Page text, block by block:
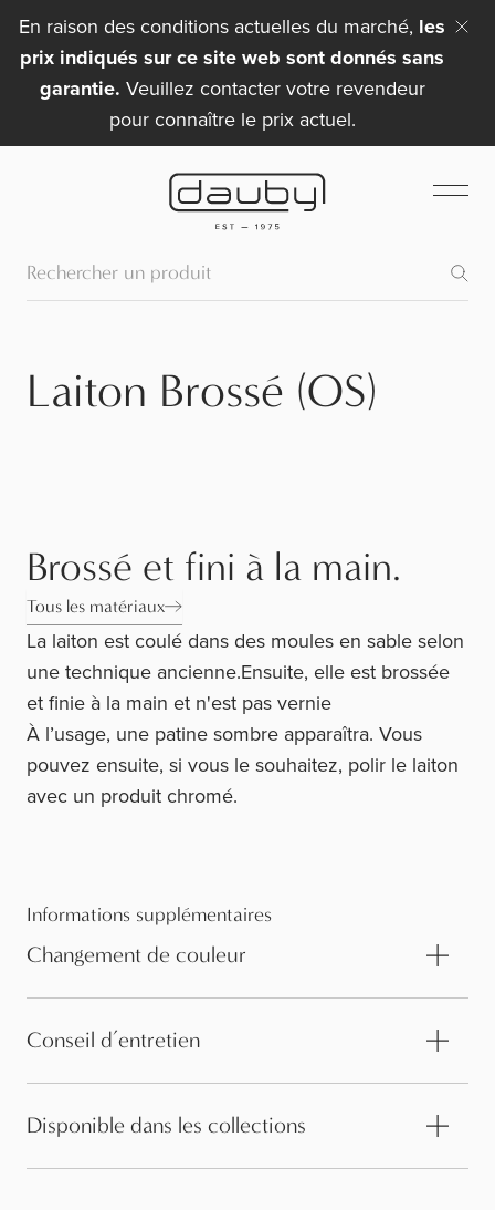
En raison des conditions actuelles du marché, les
prix indiqués sur ce site web sont donnés sans
garantie. Veuillez contacter votre revendeur
pour connaître le prix actuel.
Laiton Brossé (OS)
Brossé et fini à la main.
Tous les matériaux
La laiton est coulé dans des moules en sable selon
une technique ancienne.Ensuite, elle est brossée
et finie à la main et n'est pas vernie
À l’usage, une patine sombre apparaîtra. Vous
pouvez ensuite, si vous le souhaitez, polir le laiton
avec un produit chromé.
Informations supplémentaires
Changement de couleur
Conseil d’entretien
Disponible dans les collections